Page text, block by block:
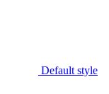
Default style